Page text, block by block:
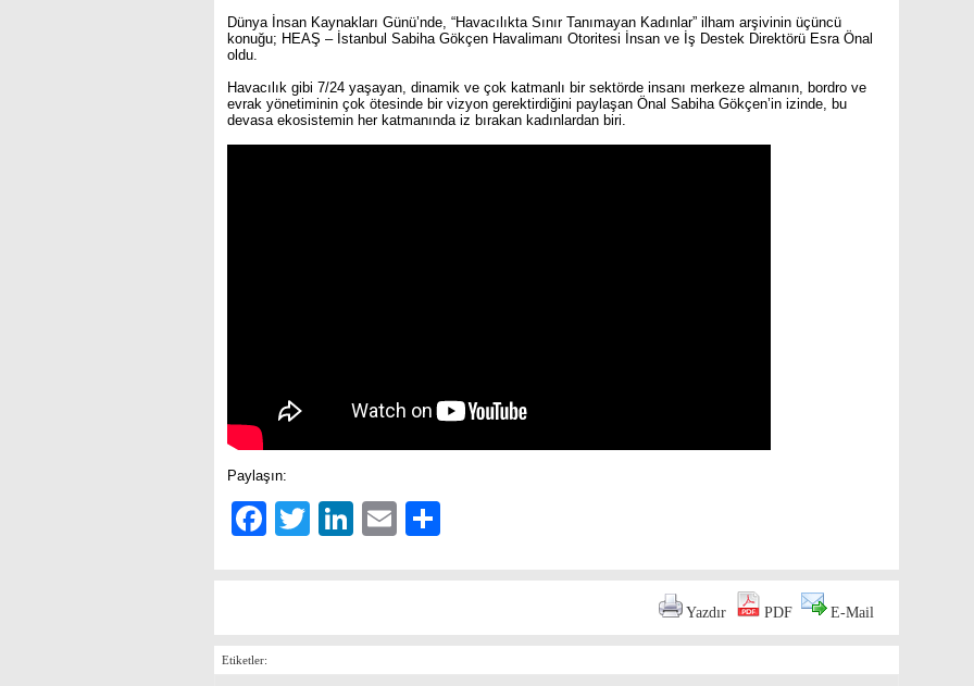
Dünya İnsan Kaynakları Günü’nde, “Havacılıkta Sınır Tanımayan Kadınlar” ilham arşivinin üçüncü
konuğu; HEAŞ – İstanbul Sabiha Gökçen Havalimanı Otoritesi İnsan ve İş Destek Direktörü Esra Önal
oldu.
Havacılık gibi 7/24 yaşayan, dinamik ve çok katmanlı bir sektörde insanı merkeze almanın, bordro ve
evrak yönetiminin çok ötesinde bir vizyon gerektirdiğini paylaşan Önal Sabiha Gökçen’in izinde, bu
devasa ekosistemin her katmanında iz bırakan kadınlardan biri.
Paylaşın:
Facebook
TwitterLinkedIn
Email
Yazdır PDF E-Mail
Etiketler: